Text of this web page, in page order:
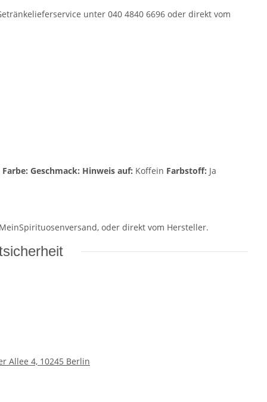
unter 040 4840 6696 oder direkt vom
Farbe: Geschmack: Hinweis auf: Koffein Farbstoff: Ja
oder direkt vom Hersteller.
Allee 4, 10245 Berlin